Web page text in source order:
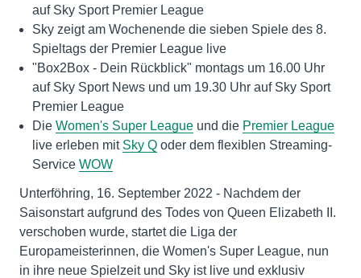
auf Sky Sport Premier League
Sky zeigt am Wochenende die sieben Spiele des 8.
Spieltags der Premier League live
"Box2Box - Dein Rückblick" montags um 16.00 Uhr
auf Sky Sport News und um 19.30 Uhr auf Sky Sport
Premier League
Die Women's Super League und die Premier League
live erleben mit Sky Q oder dem flexiblen Streaming-
Service WOW
Unterföhring, 16. September 2022 - Nachdem der
Saisonstart aufgrund des Todes von Queen Elizabeth II.
verschoben wurde, startet die Liga der
Europameisterinnen, die Women's Super League, nun
in ihre neue Spielzeit und Sky ist live und exklusiv